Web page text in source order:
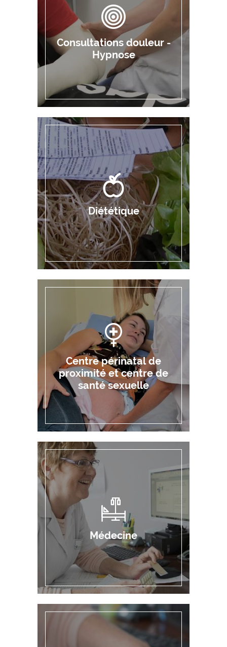
Consultations douleur -
Hypnose
Diététique
Centre périnatal de
proximité et centre de
santé sexuelle
Médecine